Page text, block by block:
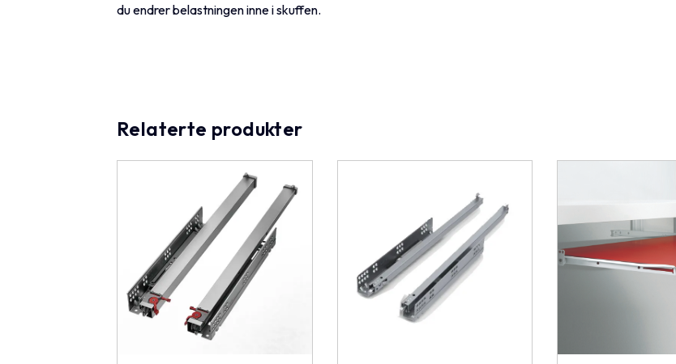
du endrer belastningen inne i skuffen.
Relaterte produkter